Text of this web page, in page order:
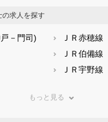
佐賀県
大分県
新見市
瀬戸内市
真庭市
都窪郡早島町
の求人を探す
－門司)
ＪＲ赤穂線
ＪＲ伯備線
ＪＲ宇野線
もっと見る